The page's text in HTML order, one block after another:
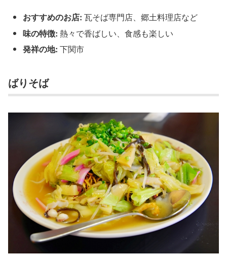
おすすめのお店: 瓦そば専門店、郷土料理店など
味の特徴: 熱々で香ばしい、食感も楽しい
発祥の地: 下関市
ばりそば